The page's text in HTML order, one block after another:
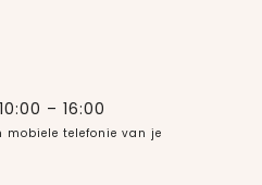
– 16:00
mobiele telefonie van je